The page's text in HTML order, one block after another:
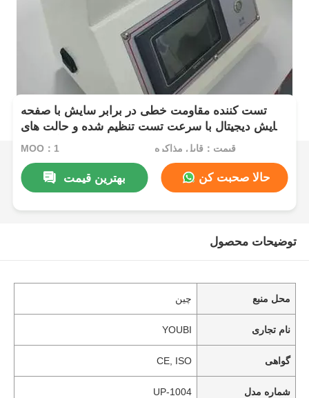
تست کننده مقاومت خطی در برابر سایش با صفحه
نمایش دیجیتال با سرعت تست تنظیم شده و حالت های
متعدد آزمایش
MOQ：1 قیمت：قابل مذاکره
بهترین قیمت حالا صحبت کن
توضیحات محصول
محل منبع چین
نام تجاری YOUBI
گواهی CE, ISO
شماره مدل UP-1004